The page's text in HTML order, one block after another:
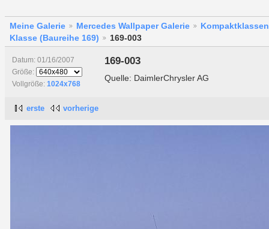
Meine Galerie Mercedes Wallpaper Galerie
Klasse (Baureihe 169)
169-003
Datum: 01/16/2007
Größe:
Vollgröße: 1024x768
169-003
Quelle: DaimlerChrysler AG
erste vorherige